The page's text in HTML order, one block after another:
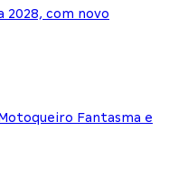
2028, com novo
Fantasma e